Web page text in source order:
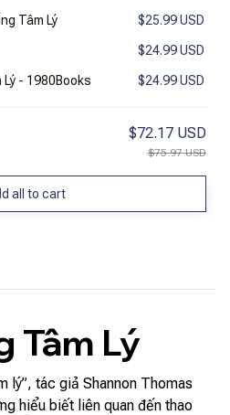
Tâm Lý $25.99 USD
$24.99 USD
- 1980Books $24.99 USD
$72.17 USD
$75.97 USD
all to cart
Tâm Lý
lý”, tác giả Shannon Thomas
hiểu biết liên quan đến thao